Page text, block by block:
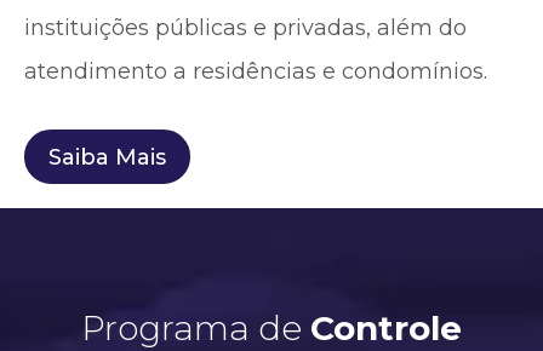
instituições públicas e privadas, além do
atendimento a residências e condomínios.
Saiba Mais
Programa de Controle